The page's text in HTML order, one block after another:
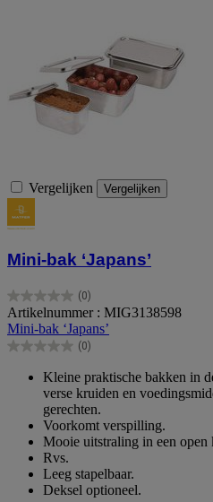
Vergelijken Vergelijken
Mini-bak ‘Japans’
(0)
0.0
van
de
5
Artikelnummer : MIG3138598
Mini-bak ‘Japans’
(0)
0.0
sterren.
Kleine praktische bakken in
verse kruiden en
gerechten.
Voorkomt verspilling.
Mooie uitstraling in een open
Rvs.
Leeg stapelbaar.
Deksel optioneel.